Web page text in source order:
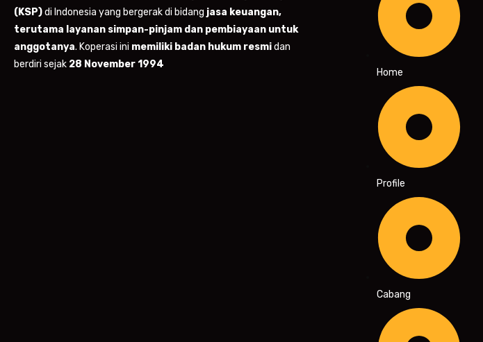
(KSP)di Indonesia yang bergerak di bidang jasa keuangan,
terutama layanan simpan-pinjam dan pembiayaan untuk
anggotanya. Koperasi ini memiliki badan hukum resmidan
berdiri sejak 28 November 1994
Home
Profile
Cabang